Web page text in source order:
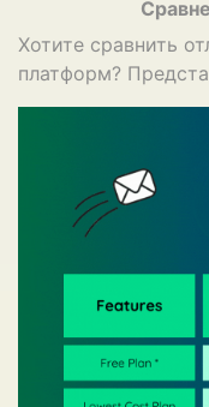
Хотите сравнить
платформ?